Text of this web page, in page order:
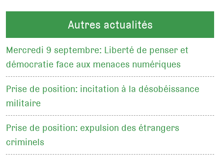
Autres actualités
Mercredi 9 septembre: Liberté de penser et
démocratie face aux menaces numériques
Prise de position: incitation à la désobéissance
militaire
Prise de position: expulsion des étrangers
criminels